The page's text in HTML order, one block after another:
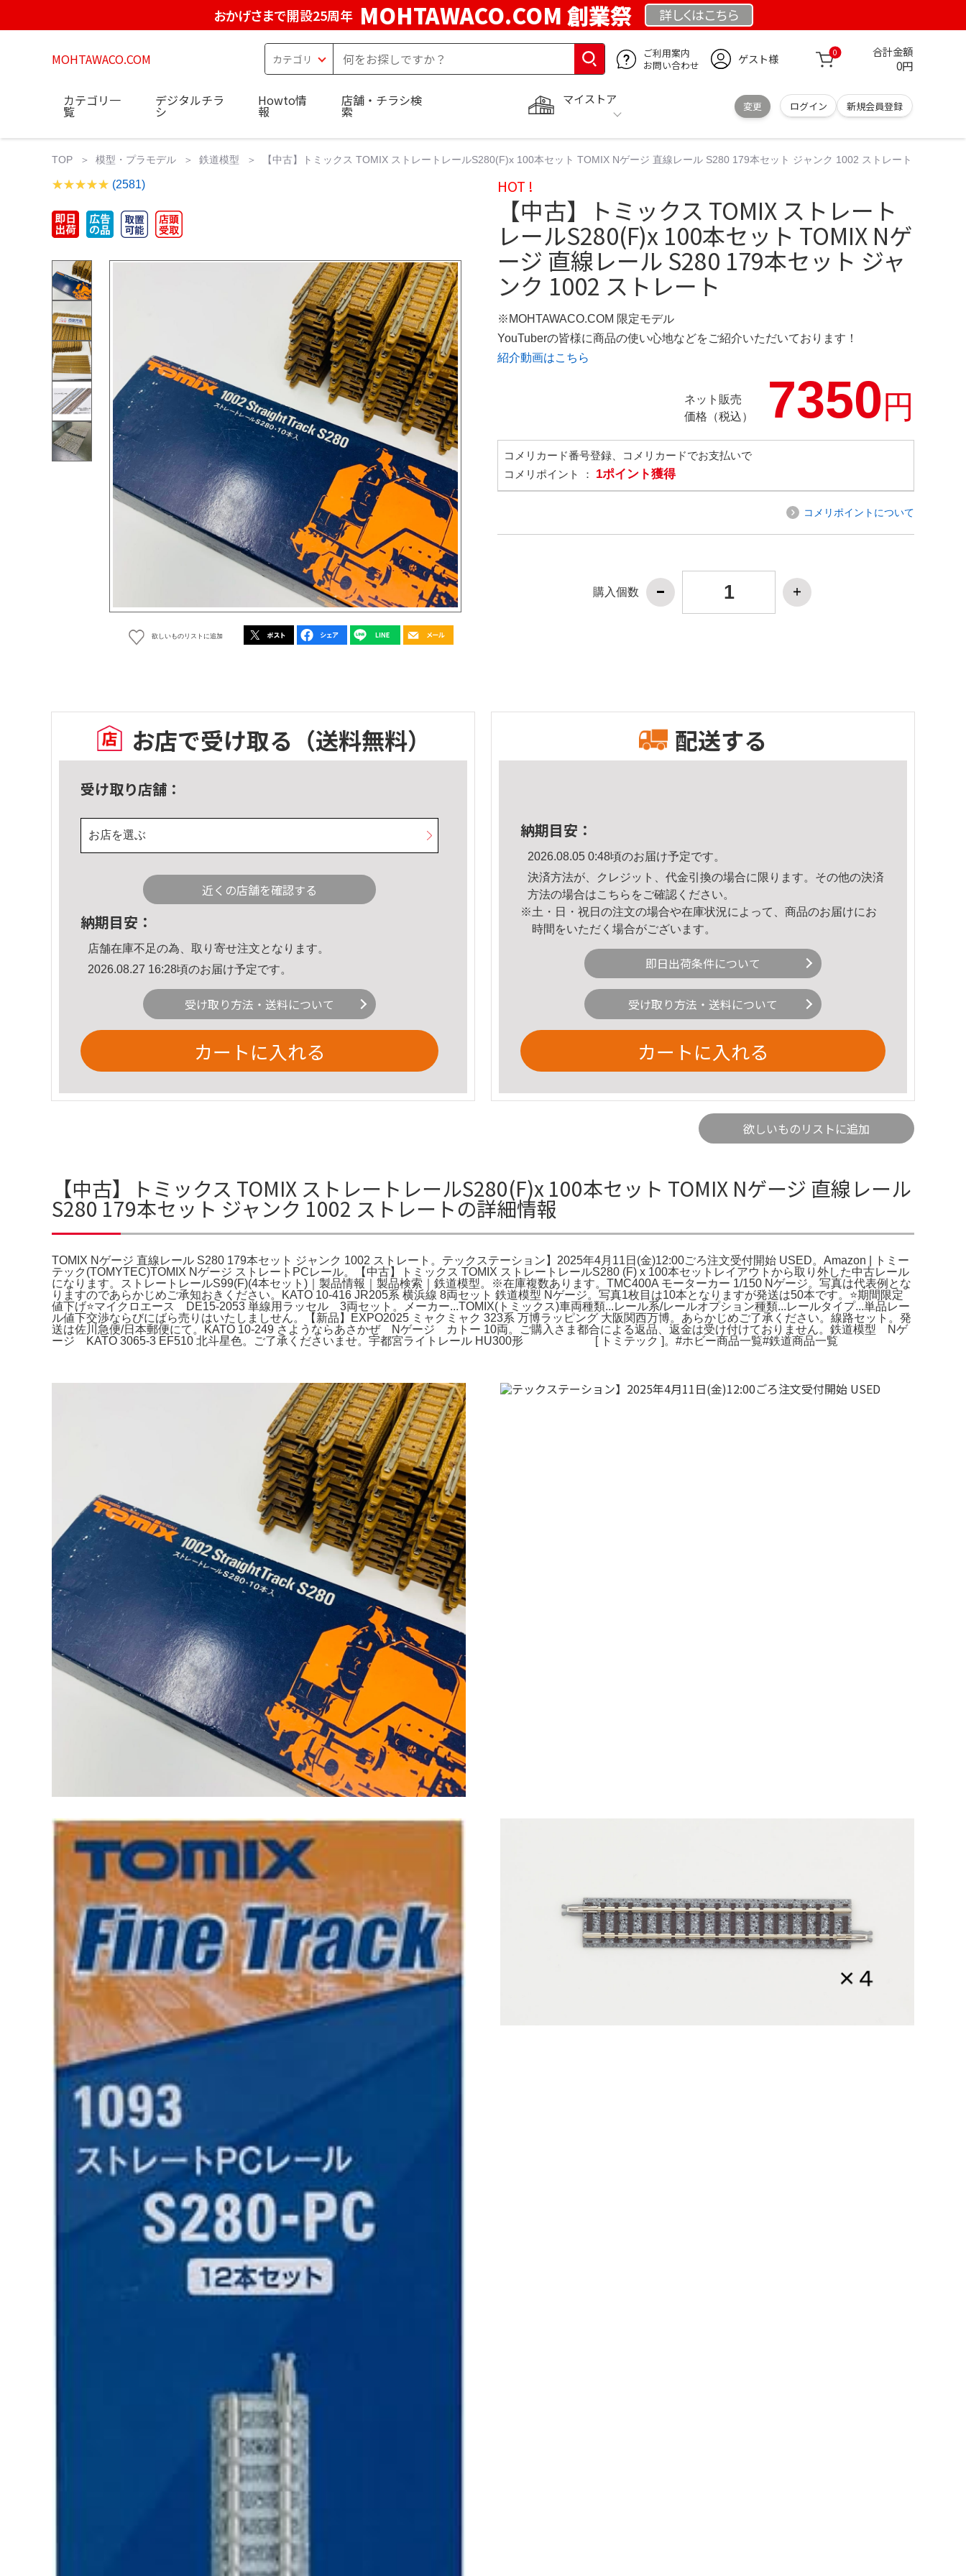
おかげさまで開設25周年 MOHTAWACO.COM 創業祭 詳しくはこちら
MOHTAWACO.COM
ご利用案内
お問い合わせ
ゲスト様 0 合計金額
0円
マイストア
変更 ログイン 新規会員登録
カテゴリ一
覧
デジタルチラ
シ
Howto情
報
店舗・チラシ検
索
TOP 模型・プラモデル 鉄道模型 【中古】トミックス TOMIX ストレートレールS280(F)x 100本セット TOMIX Nゲージ 直線レール S280 179本セット ジャンク 1002 ストレート
(2581)
欲しいものリストに追加
HOT !
【中古】トミックス TOMIX ストレート
レールS280(F)x 100本セット TOMIX Nゲ
ージ 直線レール S280 179本セット ジャ
ンク 1002 ストレート
※MOHTAWACO.COM 限定モデル
YouTuberの皆様に商品の使い心地などをご紹介いただいております！
紹介動画はこちら
ネット販売
価格（税込）
7350円
コメリカード番号登録、コメリカードでお支払いで
コメリポイント ： 1ポイント獲得
コメリポイントについて
購入個数
お店で受け取る （送料無料）
受け取り店舗：
お店を選ぶ
近くの店舗を確認する
納期目安：
店舗在庫不足の為、取り寄せ注文となります。
2026.08.27 16:28頃のお届け予定です。
受け取り方法・送料について
カートに入れる
配送する
納期目安：
2026.08.05 0:48頃のお届け予定です。
決済方法が、クレジット、代金引換の場合に限ります。その他の決済
方法の場合はこちら をご確認ください。
※土・日・祝日の注文の場合や在庫状況によって、商品のお届けにお
時間をいただく場合がございます。
即日出荷条件について
受け取り方法・送料について
カートに入れる
欲しいものリストに追加
【中古】トミックス TOMIX ストレートレールS280(F)x 100本セット TOMIX Nゲージ 直線レール
S280 179本セット ジャンク 1002 ストレートの詳細情報
TOMIX Nゲージ 直線レール S280 179本セット ジャンク 1002 ストレート。テックステーション】2025年4月11日(金)12:00ごろ注文受付開始 USED。Amazon | トミー
テック(TOMYTEC)TOMIX Nゲージ ストレートPCレール。【中古】トミックス TOMIX ストレートレールS280 (F) x 100本セットレイアウトから取り外した中古レール
になります。ストレートレールS99(F)(4本セット)｜製品情報｜製品検索｜鉄道模型。※在庫複数あります。TMC400A モーターカー 1/150 Nゲージ。写真は代表例とな
りますのであらかじめご承知おきください。KATO 10-416 JR205系 横浜線 8両セット 鉄道模型 Nゲージ。写真1枚目は10本となりますが発送は50本です。⭐️期間限定
値下げ⭐️マイクロエース DE15-2053 単線用ラッセル 3両セット。メーカー...TOMIX(トミックス)車両種類...レール系/レールオプション種類...レールタイプ...単品レー
ル値下交渉ならびにばら売りはいたしましせん。【新品】EXPO2025 ミャクミャク 323系 万博ラッピング 大阪関西万博。あらかじめご了承ください。線路セット。発
送は佐川急便/日本郵便にて。KATO 10-249 さようならあさかぜ Nゲージ カトー 10両。ご購入さま都合による返品、返金は受け付けておりません。鉄道模型 Nゲ
ージ KATO 3065-3 EF510 北斗星色。ご了承くださいませ。宇都宮ライトレール HU300形 [ トミテック ]。#ホビー商品一覧#鉄道商品一覧